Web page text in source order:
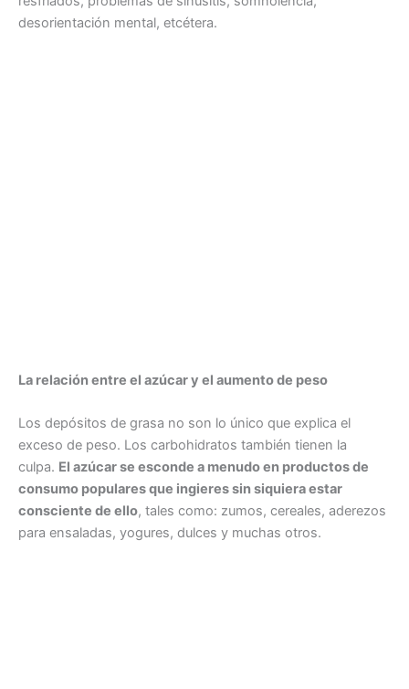
desorientación mental, etcétera.
La relación entre el azúcar y el aumento de peso
Los depósitos de grasa no son lo único que explica el
exceso de peso. Los carbohidratos también tienen la
culpa. El azúcar se esconde a menudo en productos de
consumo populares que ingieres sin siquiera estar
consciente de ello, tales como: zumos, cereales, aderezos
para ensaladas, yogures, dulces y muchas otros.